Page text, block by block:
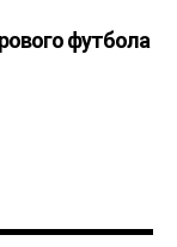
футбола